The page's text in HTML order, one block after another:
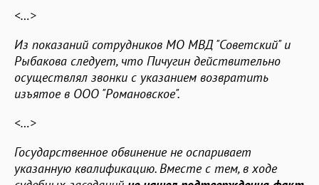
<…>
Из показаний сотрудников МО МВД "Советский" и
Рыбакова следует, что Пичугин действительно
осуществлял звонки с указанием возвратить
изъятое в ООО "Романовское".
<…>
Государственное обвинение не оспаривает
указанную квалификацию. Вместе с тем, в ходе